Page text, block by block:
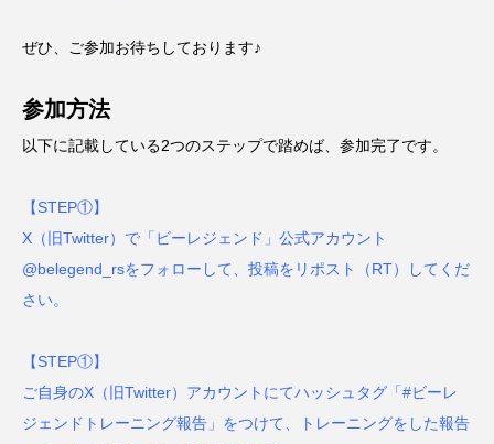
ぜひ、ご参加お待ちしております♪
参加方法
以下に記載している2つのステップで踏めば、参加完了です。
【STEP①】
X（旧Twitter）で「ビーレジェンド」公式アカウント
@belegend_rsをフォローして、投稿をリポスト（RT）してくだ
さい。
【STEP①】
ご自身のX（旧Twitter）アカウントにてハッシュタグ「#ビーレ
ジェンドトレーニング報告」をつけて、トレーニングをした報告